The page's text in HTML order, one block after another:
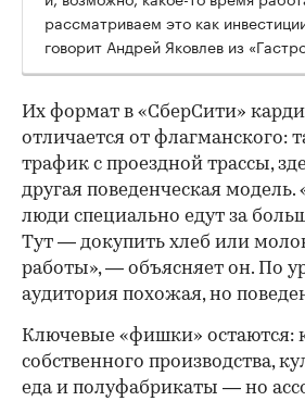
рассматриваем это как
говорит Андрей Яковлев из
Их формат в «СберСити»
отличается от флагманского:
трафик с проездной трассы,
другая поведенческая
люди специально едут за
Тут — докупить хлеб или
работы», — объясняет он. По
аудитория похожая, но
Ключевые «фишки» остаются:
собственного производства,
еда и полуфабрикаты — но